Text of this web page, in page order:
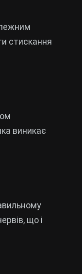
стискання
виникає
що і